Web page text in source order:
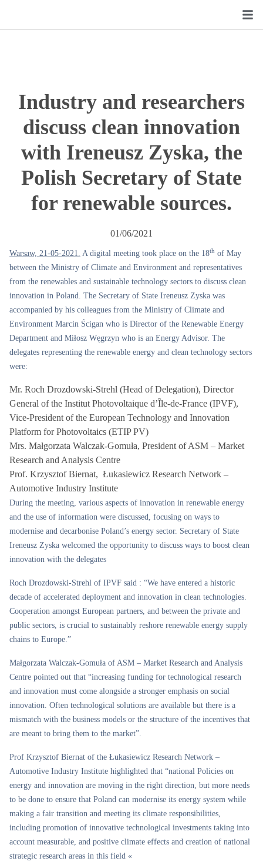
Industry and researchers
discuss clean innovation
with Ireneusz Zyska, the
Polish Secretary of State
for renewable sources.
01/06/2021
Warsaw, 21-05-2021. A digital meeting took place on the 18th of May
between the Ministry of Climate and Environment and representatives
from the renewables and sustainable technology sectors to discuss clean
innovation in Poland. The Secretary of State Ireneusz Zyska was
accompanied by his colleagues from the Ministry of Climate and
Environment Marcin Ścigan who is Director of the Renewable Energy
Department and Miłosz Węgrzyn who is an Energy Advisor. The
delegates representing the renewable energy and clean technology sectors
were:
Mr. Roch Drozdowski-Strehl (Head of Delegation), Director
General of the Institut Photovoltaique d’Île-de-France (IPVF),
Vice-President of the European Technology and Innovation
Platform for Photovoltaics (ETIP PV)
Mrs. Małgorzata Walczak-Gomuła, President of ASM – Market
Research and Analysis Centre
Prof. Krzysztof Biernat, Łukasiewicz Research Network –
Automotive Industry Institute
During the meeting, various aspects of innovation in renewable energy
and the use of information were discussed, focusing on ways to
modernise and decarbonise Poland’s energy sector. Secretary of State
Ireneusz Zyska welcomed the opportunity to discuss ways to boost clean
innovation with the delegates
Roch Drozdowski-Strehl of IPVF said : “We have entered a historic
decade of accelerated deployment and innovation in clean technologies.
Cooperation amongst European partners, and between the private and
public sectors, is crucial to sustainably reshore renewable energy supply
chains to Europe.”
Małgorzata Walczak-Gomuła of ASM – Market Research and Analysis
Centre pointed out that “increasing funding for technological research
and innovation must come alongside a stronger emphasis on social
innovation. Often technological solutions are available but there is a
mismatch with the business models or the structure of the incentives that
are meant to bring them to the market”.
Prof Krzysztof Biernat of the Łukasiewicz Research Network –
Automotive Industry Institute highlighted that “national Policies on
energy and innovation are moving in the right direction, but more needs
to be done to ensure that Poland can modernise its energy system while
making a fair transition and meeting its climate responsibilities,
including promotion of innovative technological investments taking into
account measurable, and positive climate effects and creation of national
strategic research areas in this field «